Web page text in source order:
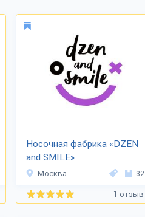
Носочная фабрика «DZEN
and SMILE»
Москва 32
1 отзыв